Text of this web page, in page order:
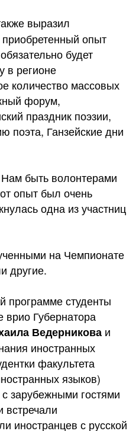
выразил
опыт
будет
в регионе
количество массовых
форум,
праздник поэзии,
поэта, Ганзейские дни
быть волонтерами
опыт был очень
одна из участниц
на Чемпионате
другие.
программе студенты
врио Губернатора
Ведерникова и
иностранных
факультета
языков)
зарубежными гостями
встречали
иностранцев с русской